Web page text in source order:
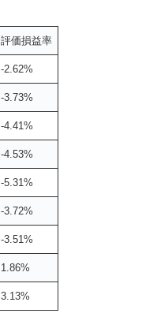
評価損益率
-2.62%
-3.73%
-4.41%
-4.53%
-5.31%
-3.72%
-3.51%
1.86%
3.13%